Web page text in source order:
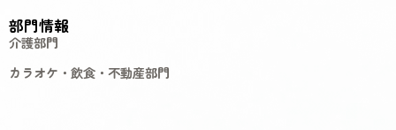
部門情報
介護部門
カラオケ・飲食・不動産部門